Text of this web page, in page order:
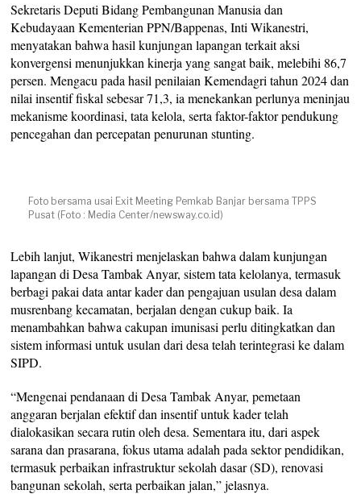
Sekretaris Deputi Bidang Pembangunan Manusia dan
Kebudayaan Kementerian PPN/Bappenas, Inti Wikanestri,
menyatakan bahwa hasil kunjungan lapangan terkait aksi
konvergensi menunjukkan kinerja yang sangat baik, melebihi 86,7
persen. Mengacu pada hasil penilaian Kemendagri tahun 2024 dan
nilai insentif fiskal sebesar 71,3, ia menekankan perlunya meninjau
mekanisme koordinasi, tata kelola, serta faktor-faktor pendukung
pencegahan dan percepatan penurunan stunting.
Foto bersama usai Exit Meeting Pemkab Banjar bersama TPPS
Pusat (Foto : Media Center/newsway.co.id)
Lebih lanjut, Wikanestri menjelaskan bahwa dalam kunjungan
lapangan di Desa Tambak Anyar, sistem tata kelolanya, termasuk
berbagi pakai data antar kader dan pengajuan usulan desa dalam
musrenbang kecamatan, berjalan dengan cukup baik. Ia
menambahkan bahwa cakupan imunisasi perlu ditingkatkan dan
sistem informasi untuk usulan dari desa telah terintegrasi ke dalam
SIPD.
“Mengenai pendanaan di Desa Tambak Anyar, pemetaan
anggaran berjalan efektif dan insentif untuk kader telah
dialokasikan secara rutin oleh desa. Sementara itu, dari aspek
sarana dan prasarana, fokus utama adalah pada sektor pendidikan,
termasuk perbaikan infrastruktur sekolah dasar (SD), renovasi
bangunan sekolah, serta perbaikan jalan,” jelasnya.